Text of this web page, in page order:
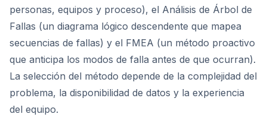
personas, equipos y proceso), el Análisis de Árbol de
Fallas (un diagrama lógico descendente que mapea
secuencias de fallas) y el FMEA (un método proactivo
que anticipa los modos de falla antes de que ocurran).
La selección del método depende de la complejidad del
problema, la disponibilidad de datos y la experiencia
del equipo.